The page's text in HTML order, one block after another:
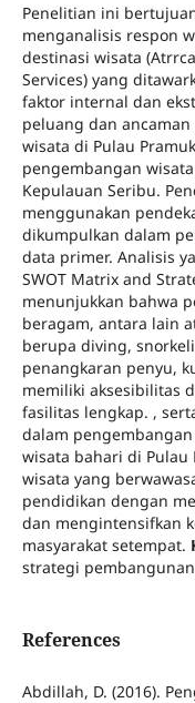
Penelitian ini
menganalisis respon
destinasi wisata
Services) yang
faktor internal dan
peluang dan
wisata di Pulau
pengembangan
Kepulauan Seribu.
menggunakan
dikumpulkan dalam
data primer. Analisis
SWOT Matrix and
menunjukkan bahwa
beragam, antara lain
berupa diving,
penangkaran penyu,
memiliki aksesibilitas
fasilitas lengkap. ,
dalam
wisata bahari di Pulau
wisata yang
pendidikan dengan
dan mengintensifkan
masyarakat setempat.
strategi
References
Abdillah, D. (2016).